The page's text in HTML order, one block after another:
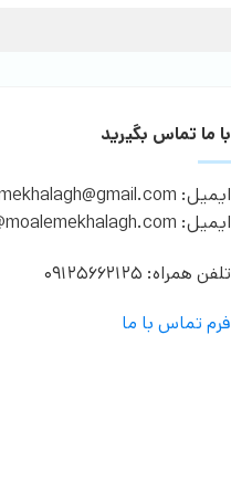
با ما تماس بگیرید
ایمیل: moalemekhalagh@gmail.com
ایمیل: info@moalemekhalagh.com
تلفن همراه: 09125662125
فرم تماس با ما